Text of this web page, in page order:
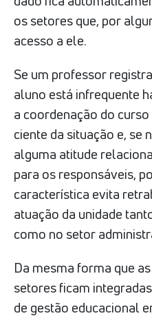
os setores que, por
acesso a ele.
Se um professor
aluno está infrequente
a coordenação do
ciente da situação e, se
alguma atitude
para os responsáveis,
característica evita
atuação da unidade
como no setor
Da mesma forma que
setores ficam
de gestão educacional